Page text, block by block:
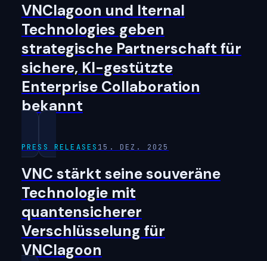
VNClagoon und Iternal
Technologies geben
strategische Partnerschaft für
sichere, KI-gestützte
Enterprise Collaboration
bekannt
PRESS RELEASES 15. DEZ. 2025
VNC stärkt seine souveräne
Technologie mit
quantensicherer
Verschlüsselung für
VNClagoon